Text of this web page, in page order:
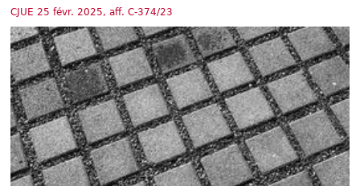
IT
CJUE 25 févr. 2025, aff. C-374/23